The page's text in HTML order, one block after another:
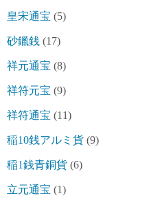
皇宋通宝 (5)
砂鑞銭 (17)
祥元通宝 (8)
祥符元宝 (9)
祥符通宝 (11)
稲10銭アルミ貨 (9)
稲1銭青銅貨 (6)
立元通宝 (1)